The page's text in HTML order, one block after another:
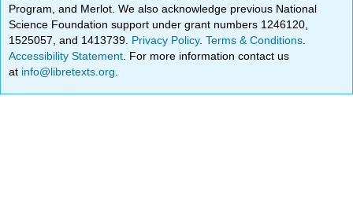
Program, and Merlot. We also acknowledge previous National
Science Foundation support under grant numbers 1246120,
1525057, and 1413739. Privacy Policy.Terms & Conditions
Accessibility Statement . For more information contact us
at info@libretexts.org